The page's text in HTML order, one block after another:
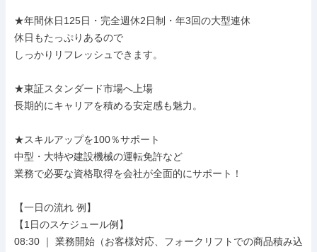
★年間休日125日・完全週休2日制・年3回の大型連休
休日もたっぷりあるので
しっかりリフレッシュできます。
★東証スタンダード市場へ上場
長期的にキャリアを積める安定感も魅力。
★スキルアップを100％サポート
中型・大特や建設機械の運転免許など
業務で必要な資格取得を会社が全面的にサポート！
【一日の流れ 例】
【1日のスケジュール例】
08:30 ｜ 業務開始（お客様対応、フォークリフトでの商品積み込